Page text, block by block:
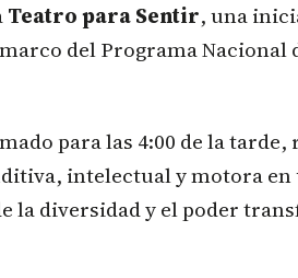
Teatro para Sentir, una
del Programa Nacional
para las 4:00 de la tarde,
intelectual y motora en
la diversidad y el poder